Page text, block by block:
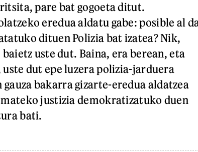
pare bat gogoeta ditut.
eredua aldatu gabe: posible al
dituen Polizia bat izatea? Nik,
uste dut. Baina, era berean, eta
dut epe luzera polizia-jarduera
bakarra gizarte-eredua aldatzea
justizia demokratizatuko duen
bati.